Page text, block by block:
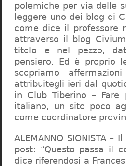
polemiche per via delle
leggere uno dei blog di
come dice il professore
attraverso il blog
titolo e nel pezzo,
pensiero. Ed è proprio
scopriamo
attribuitegli ieri dal
in Club Tiberino –
italiano, un sito poco
come coordinatore
ALEMANNO SIONISTA
post: “Questo passa il
dice riferendosi a